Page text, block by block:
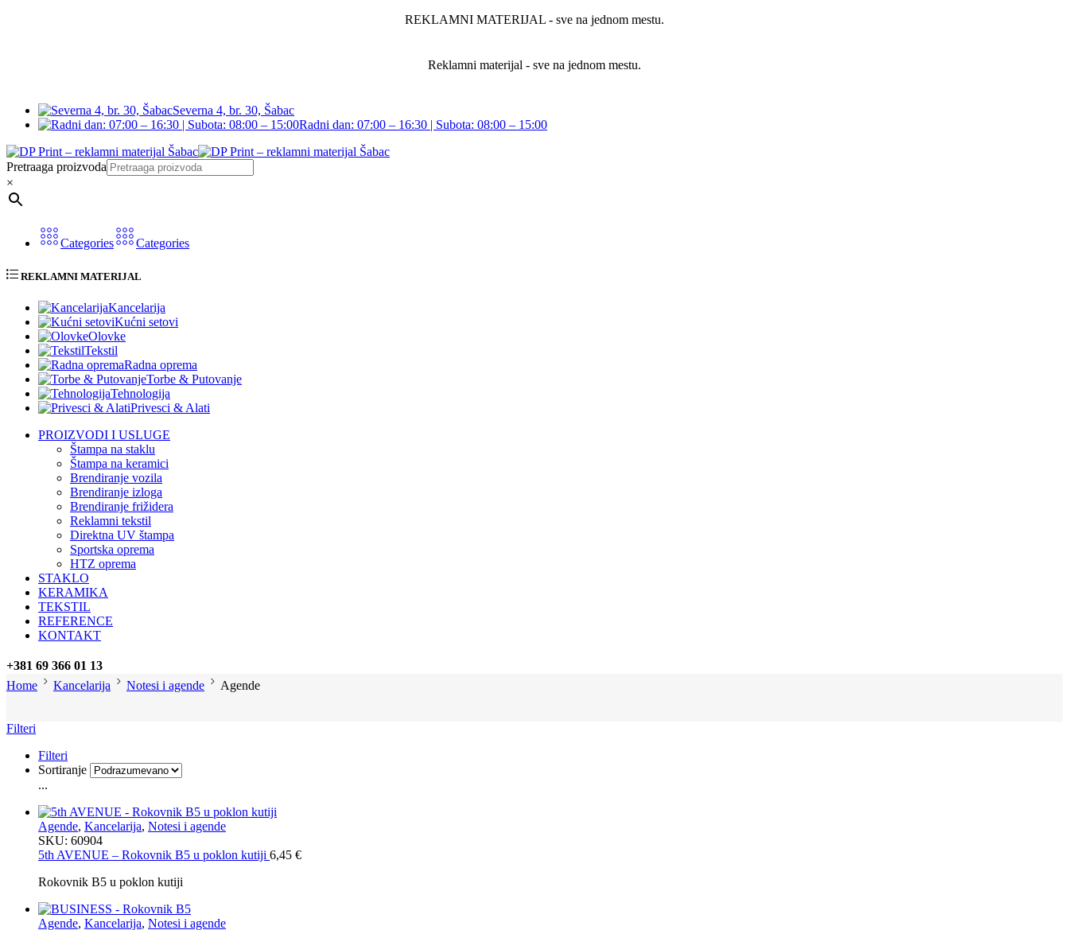
REKLAMNI MATERIJAL - sve na jednom mestu.
Reklamni materijal - sve na jednom mestu.
Severna 4, br. 30, Šabac
Radni dan: 07:00 – 16:30 | Subota: 08:00 – 15:00
Pretraaga proizvoda
×
Categories Categories
REKLAMNI MATERIJAL
Kancelarija
Kućni setovi
Olovke
Tekstil
Radna oprema
Torbe & Putovanje
Tehnologija
Privesci & Alati
PROIZVODI I USLUGE
Štampa na staklu
Štampa na keramici
Brendiranje vozila
Brendiranje izloga
Brendiranje frižidera
Reklamni tekstil
Direktna UV štampa
Sportska oprema
HTZ oprema
STAKLO
KERAMIKA
TEKSTIL
REFERENCE
KONTAKT
+381 69 366 01 13
Home
Kancelarija Notesi i agende Agende
Filteri
Filteri
Sortiranje
...
Agende, Kancelarija, Notesi i agende
SKU: 60904
5th AVENUE – Rokovnik B5 u poklon kutiji 6,45 €
Rokovnik B5 u poklon kutiji
Agende, Kancelarija, Notesi i agende